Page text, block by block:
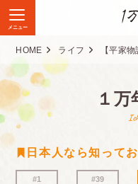
メニュー
HOME ライフ 【平家物語
１
#1 #39